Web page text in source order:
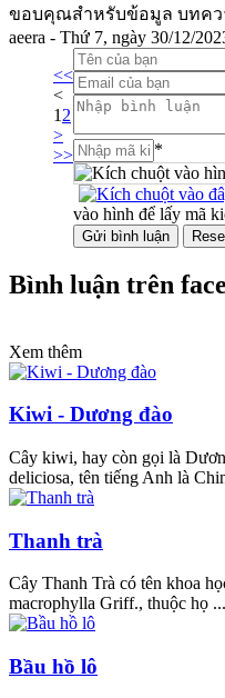
ขอบคุณสำหรับข้อมูล บทค
aeera - Thứ 7, ngày 30/12/
<<
<
1 2
>
>>
*
vào hình để lấy mã
Bình luận trên
Xem thêm
Kiwi - Dương đào
Cây kiwi, hay còn gọi là
deliciosa, tên tiếng Anh là
Thanh trà
Cây Thanh Trà có tên khoa
macrophylla Griff., thuộc họ ...
Bầu hồ lô